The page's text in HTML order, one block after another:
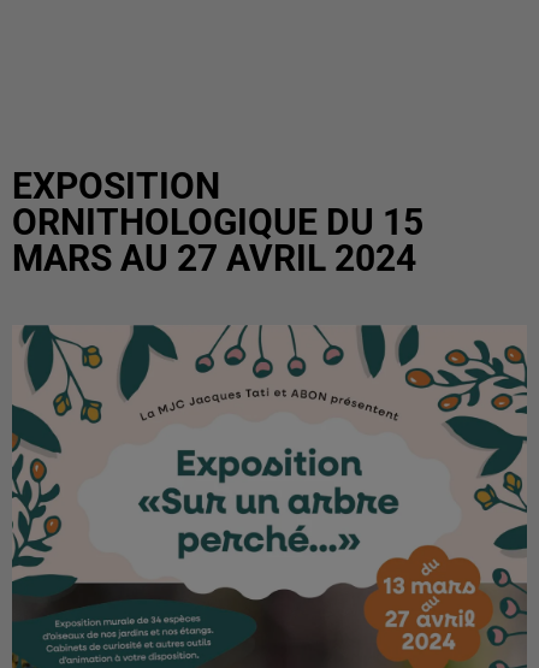
EXPOSITION
ORNITHOLOGIQUE DU 15
MARS AU 27 AVRIL 2024